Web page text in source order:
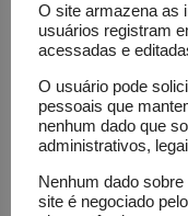
intuito de explicá-
e tanto, mas o
observado, mas
sua vez, devem
previsões.
O site armazena as
usuários registram
acessadas e
O usuário pode
pessoais que
nenhum dado que
administrativos,
Nenhum dado
site é negociado